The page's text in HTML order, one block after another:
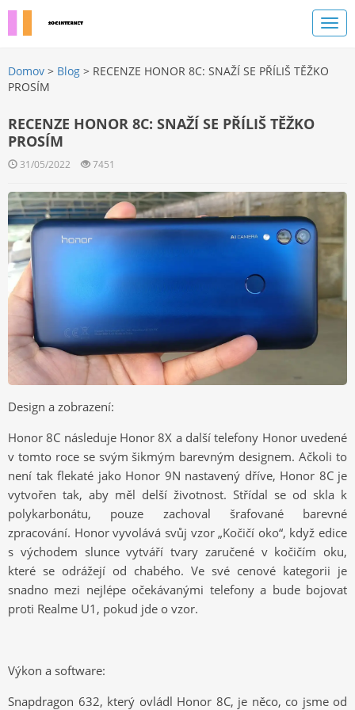
Domov > Blog > RECENZE HONOR 8C: SNAŽÍ SE PŘÍLIŠ TĚŽKO
PROSÍM
RECENZE HONOR 8C: SNAŽÍ SE PŘÍLIŠ TĚŽKO
PROSÍM
31/05/2022 7451
Design a zobrazení:
Honor 8C následuje Honor 8X a další telefony Honor uvedené
v tomto roce se svým šikmým barevným designem. Ačkoli to
není tak flekaté jako Honor 9N nastavený dříve, Honor 8C je
vytvořen tak, aby měl delší životnost. Střídal se od skla k
polykarbonátu, pouze zachoval šrafované barevné
zpracování. Honor vyvolává svůj vzor „Kočičí oko“, když edice
s východem slunce vytváří tvary zaručené v kočičím oku,
které se odrážejí od chabého. Ve své cenové kategorii je
snadno mezi nejlépe očekávanými telefony a bude bojovat
proti Realme U1, pokud jde o vzor.
Výkon a software:
Snapdragon 632, který ovládl Honor 8C, je něco, co jsme od